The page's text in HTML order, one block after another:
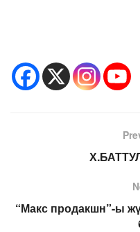
“Макс продакшн”-ы